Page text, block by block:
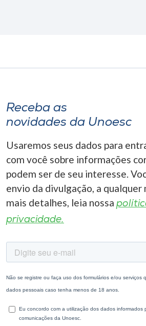
Receba as
novidades da Unoesc
Usaremos seus dados para
com você sobre informações
podem ser de seu interesse.
envio da divulgação, a qualquer
mais detalhes, leia nossa
privacidade.